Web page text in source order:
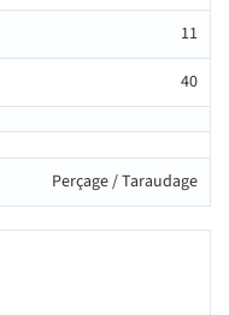
11
40
Perçage / Taraudage